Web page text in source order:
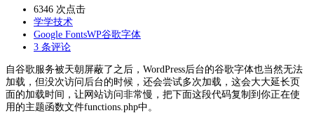
6346 次点击
学学技术
Google FontsWP谷歌字体
3 条评论
自谷歌服务被天朝屏蔽了之后，WordPress后台的谷歌字体也当然无法
加载，但没次访问后台的时候，还会尝试多次加载，这会大大延长页
面的加载时间，让网站访问非常慢，把下面这段代码复制到你正在使
用的主题函数文件functions.php中。